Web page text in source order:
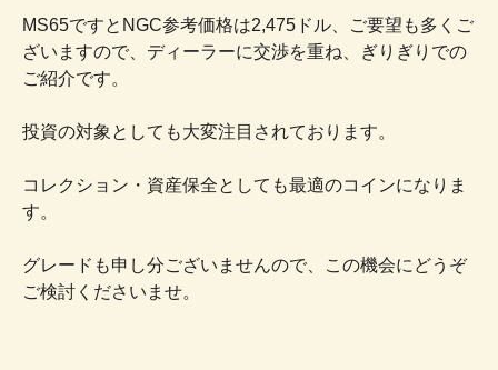
MS65ですとNGC参考価格は2,475ドル、ご要望も多くご
ざいますので、ディーラーに交渉を重ね、ぎりぎりでの
ご紹介です。
投資の対象としても大変注目されております。
コレクション・資産保全としても最適のコインになりま
す。
グレードも申し分ございませんので、この機会にどうぞ
ご検討くださいませ。